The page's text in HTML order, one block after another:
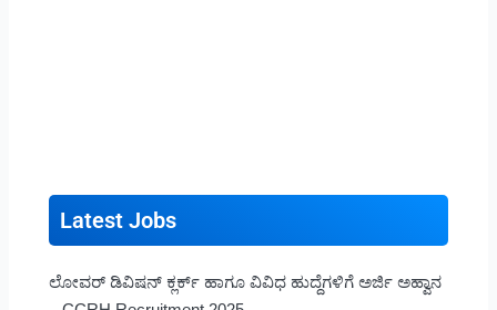
Latest Jobs
ಲೋವರ್ ಡಿವಿಷನ್ ಕ್ಲರ್ಕ್ ಹಾಗೂ ವಿವಿಧ ಹುದ್ದೆಗಳಿಗೆ ಅರ್ಜಿ ಅಹ್ವಾನ